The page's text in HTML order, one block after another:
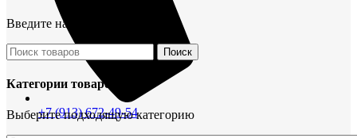
+7 (913) 672-49-54
Введите название детали
Поиск
Категории товаров
Выберите подходящую категорию